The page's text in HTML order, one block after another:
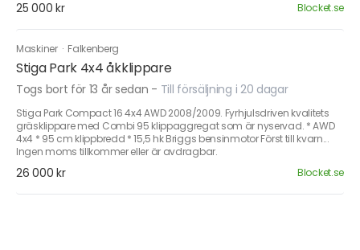
25 000 kr Blocket.se
Maskiner · Falkenberg
Stiga Park 4x4 åkklippare
Togs bort för 13 år sedan - Till försäljning i 20 dagar
Stiga Park Compact 16 4x4 AWD 2008/2009. Fyrhjulsdriven kvalitets
gräsklippare med Combi 95 klippaggregat som är nyservad. * AWD
4x4 * 95 cm klippbredd * 15,5 hk Briggs bensinmotor Först till kvarn...
Ingen moms tillkommer eller är avdragbar.
26 000 kr Blocket.se